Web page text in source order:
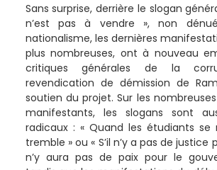
Sans surprise, derrière le slogan
n’est pas à vendre », non
nationalisme, les dernières
plus nombreuses, ont à nouveau
critiques générales de la
revendication de démission de
soutien du projet. Sur les
manifestants, les slogans sont
radicaux : « Quand les étudiants se
tremble » ou « S’il n’y a pas de justice
n’y aura pas de paix pour le